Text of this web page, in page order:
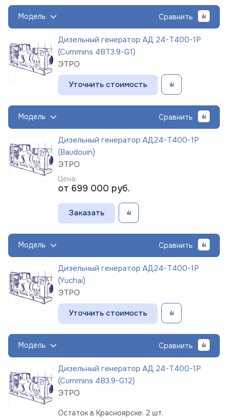
Модель Сравнить
Дизельный генератор АД 24-Т400-1Р
(Cummins 4BT3.9-G1)
ЭТРО
Уточнить стоимость
Модель Сравнить
Дизельный генератор АД24-Т400-1Р
(Baudouin)
ЭТРО
Цена:
от 699 000 руб.
Заказать
Модель Сравнить
Дизельный генератор АД24-Т400-1Р
(Yuchai)
ЭТРО
Уточнить стоимость
Модель Сравнить
Дизельный генератор АД 24-Т400-1Р
(Cummins 4B3.9-G12)
ЭТРО
Остаток в Красноярске: 2 шт.